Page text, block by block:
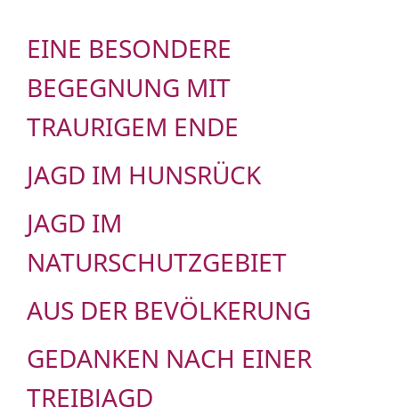
EINE BESONDERE
BEGEGNUNG MIT
TRAURIGEM ENDE
JAGD IM HUNSRÜCK
JAGD IM
NATURSCHUTZGEBIET
AUS DER BEVÖLKERUNG
GEDANKEN NACH EINER
TREIBJAGD